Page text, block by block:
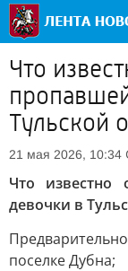
Что
Тульской
21 мая 2026, 10:34
Что известно
девочки в
поселке Дубна;